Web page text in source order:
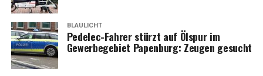
BLAULICHT
Pedelec-Fah­rer stürzt auf Ölspur im
Gewer­be­ge­biet Papen­burg: Zeu­gen gesucht